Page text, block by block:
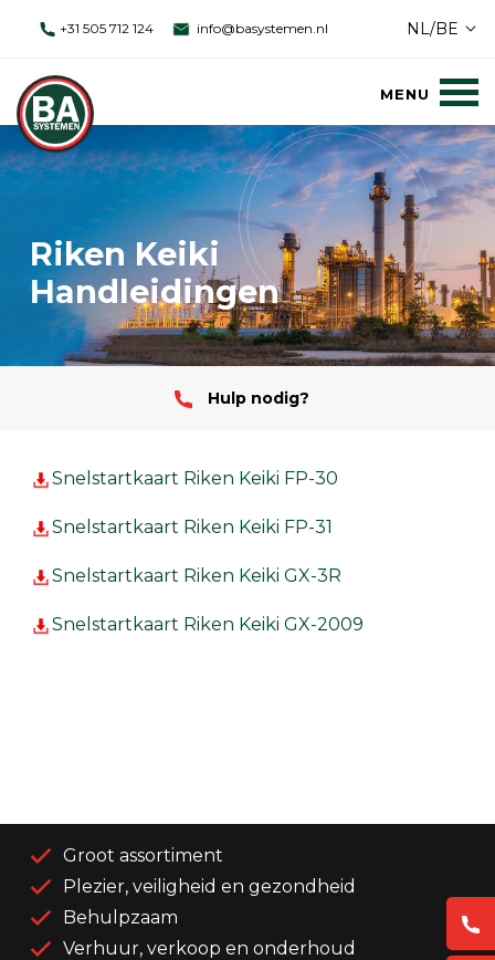
+31 505 712 124 info@basystemen.nl NL/BE
Riken Keiki
Handleidingen
Hulp nodig?
Snelstartkaart Riken Keiki FP-30
Snelstartkaart Riken Keiki FP-31
Snelstartkaart Riken Keiki GX-3R
Snelstartkaart Riken Keiki GX-2009
Groot assortiment
Plezier, veiligheid en gezondheid
Behulpzaam
Verhuur, verkoop en onderhoud